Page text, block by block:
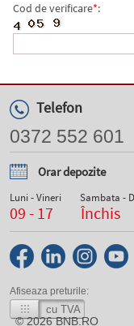
Cod de verificare*:
Telefon
0372 552 601
Orar depozite
Luni - Vineri
09 - 17
Sambata -
Închis
Afiseaza preturile:
cu TVA
© 2026BNB.RO